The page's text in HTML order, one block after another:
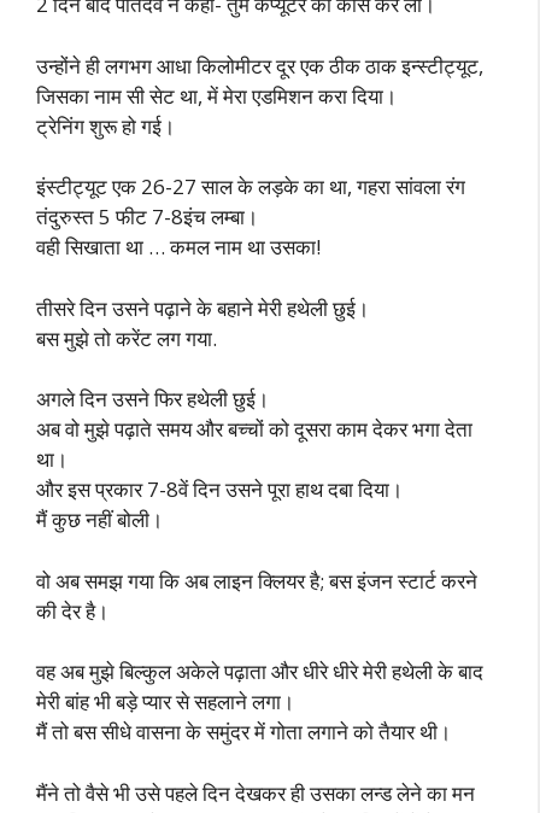
उन्होंने ही लगभग आधा किलोमीटर दूर एक ठीक ठाक इन्स्टीट्यूट,
जिसका नाम सी सेट था, में मेरा एडमिशन करा दिया।
ट्रेनिंग शुरू हो गई।
इंस्टीट्यूट एक 26-27 साल के लड़के का था, गहरा सांवला रंग
तंदुरुस्त 5 फीट 7-8इंच लम्बा।
वही सिखाता था … कमल नाम था उसका!
तीसरे दिन उसने पढ़ाने के बहाने मेरी हथेली छुई।
बस मुझे तो करेंट लग गया.
अगले दिन उसने फिर हथेली छुई।
अब वो मुझे पढ़ाते समय और बच्चों को दूसरा काम देकर भगा देता
था।
और इस प्रकार 7-8वें दिन उसने पूरा हाथ दबा दिया।
मैं कुछ नहीं बोली।
वो अब समझ गया कि अब लाइन क्लियर है; बस इंजन स्टार्ट करने
की देर है।
वह अब मुझे बिल्कुल अकेले पढ़ाता और धीरे धीरे मेरी हथेली के बाद
मेरी बांह भी बड़े प्यार से सहलाने लगा।
मैं तो बस सीधे वासना के समुंदर में गोता लगाने को तैयार थी।
मैंने तो वैसे भी उसे पहले दिन देखकर ही उसका लन्ड लेने का मन